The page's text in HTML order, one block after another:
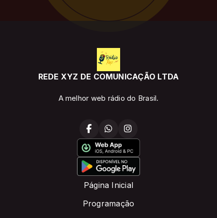
REDE XYZ DE COMUNICAÇÃO LTDA
A melhor web rádio do Brasil.
Página Inicial
Programação